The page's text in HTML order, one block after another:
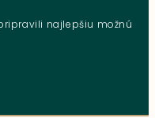
najlepšiu možnú